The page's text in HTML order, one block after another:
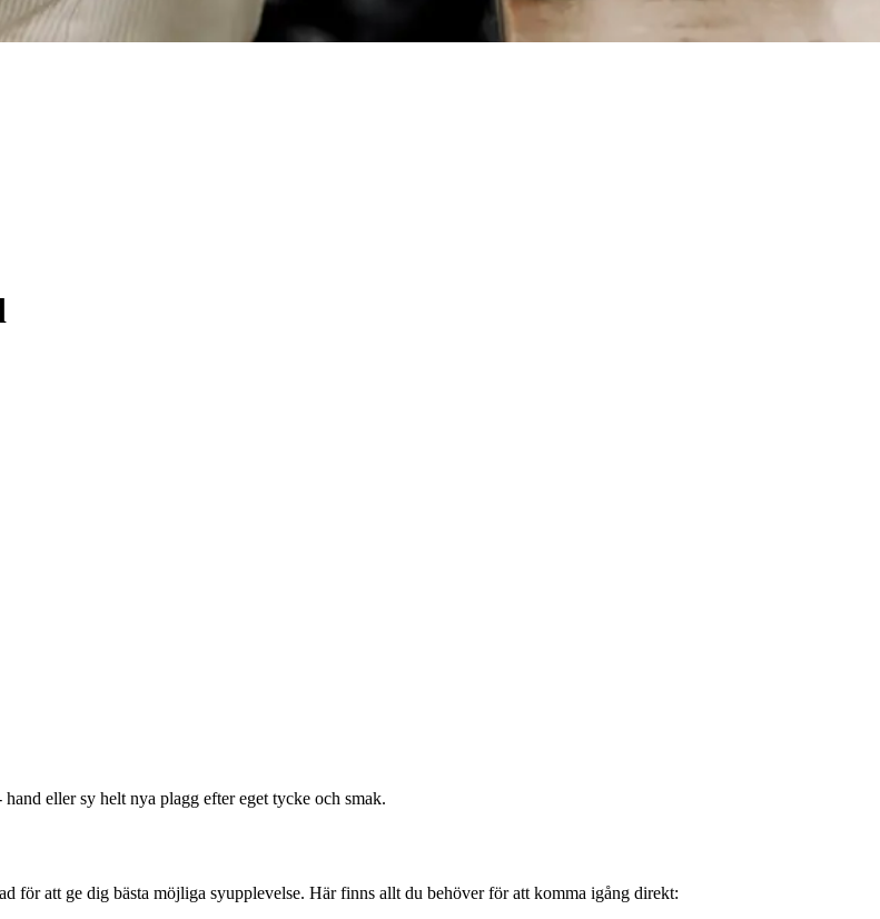
eller sy helt nya plagg efter eget tycke och smak.
för att ge dig bästa möjliga syupplevelse. Här finns allt du behöver för att komma igång direkt: